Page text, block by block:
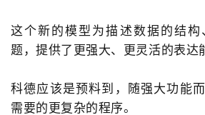
这个新的模型为描述数据的结构
题，提供了更强大、更灵活的表达
科德应该是预料到，随强大功能
需要的更复杂的程序。